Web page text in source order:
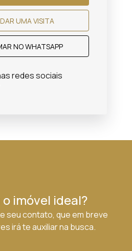
AGENDAR UMA VISITA
NO WHATSAPP
redes sociais
imóvel ideal?
seu contato, que em breve
irá te auxiliar na busca.